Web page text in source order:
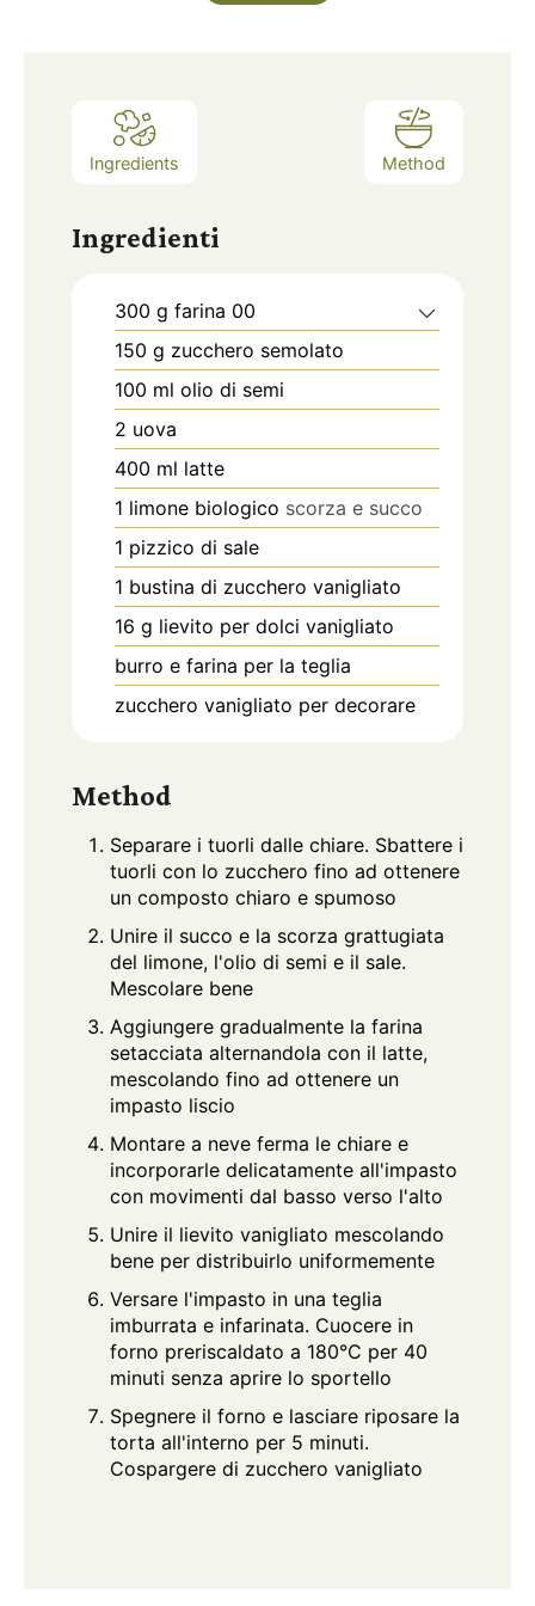
Ingredients Method
Ingredienti
300 g farina 00
150 g zucchero semolato
100 ml olio di semi
2 uova
400 ml latte
1 limone biologico scorza e succo
1 pizzico di sale
1 bustina di zucchero vanigliato
16 g lievito per dolci vanigliato
burro e farina per la teglia
zucchero vanigliato per decorare
Method
Separare i tuorli dalle chiare. Sbattere i
tuorli con lo zucchero fino ad ottenere
un composto chiaro e spumoso
Unire il succo e la scorza grattugiata
del limone, l'olio di semi e il sale.
Mescolare bene
Aggiungere gradualmente la farina
setacciata alternandola con il latte,
mescolando fino ad ottenere un
impasto liscio
Montare a neve ferma le chiare e
incorporarle delicatamente all'impasto
con movimenti dal basso verso l'alto
Unire il lievito vanigliato mescolando
bene per distribuirlo uniformemente
Versare l'impasto in una teglia
imburrata e infarinata. Cuocere in
forno preriscaldato a 180°C per 40
minuti senza aprire lo sportello
Spegnere il forno e lasciare riposare la
torta all'interno per 5 minuti.
Cospargere di zucchero vanigliato